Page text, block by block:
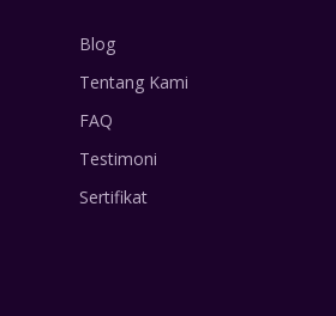
Blog
Tentang Kami
FAQ
Testimoni
Sertifikat